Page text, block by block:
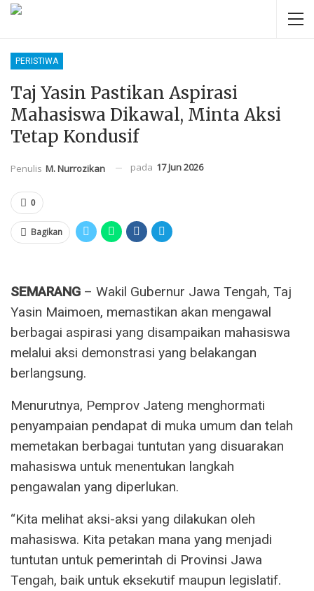
PERISTIWA
Taj Yasin Pastikan Aspirasi
Mahasiswa Dikawal, Minta Aksi
Tetap Kondusif
Penulis M. Nurrozikan pada 17 Jun 2026
0
Bagikan
SEMARANG – Wakil Gubernur Jawa Tengah, Taj
Yasin Maimoen, memastikan akan mengawal
berbagai aspirasi yang disampaikan mahasiswa
melalui aksi demonstrasi yang belakangan
berlangsung.
Menurutnya, Pemprov Jateng menghormati
penyampaian pendapat di muka umum dan telah
memetakan berbagai tuntutan yang disuarakan
mahasiswa untuk menentukan langkah
pengawalan yang diperlukan.
“Kita melihat aksi-aksi yang dilakukan oleh
mahasiswa. Kita petakan mana yang menjadi
tuntutan untuk pemerintah di Provinsi Jawa
Tengah, baik untuk eksekutif maupun legislatif.